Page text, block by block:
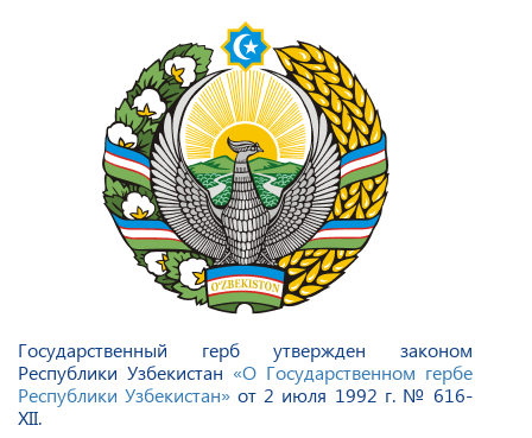
Государственный герб утвержден законом
Республики Узбекистан «О Государственном гербе
Республики Узбекистан» от 2 июля 1992 г. № 616-
XII.